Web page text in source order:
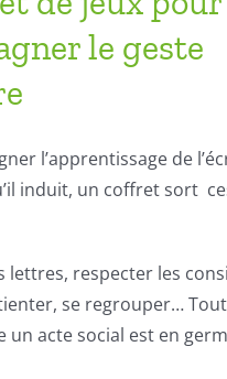
le geste
l’apprentissage de
induit, un coffret sort
lettres, respecter les
se regrouper…
un acte social est en